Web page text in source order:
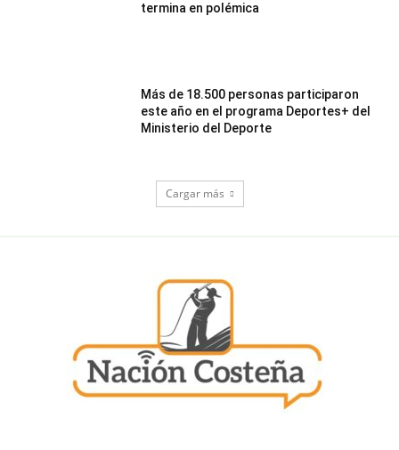
termina en polémica
Más de 18.500 personas participaron
este año en el programa Deportes+ del
Ministerio del Deporte
Cargar más